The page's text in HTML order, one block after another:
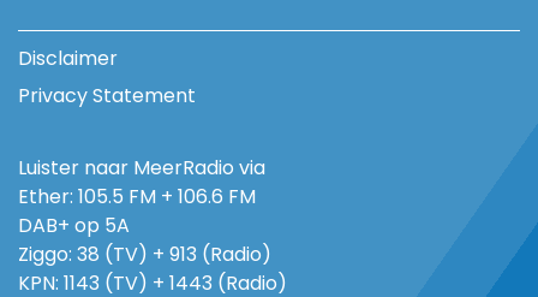
Disclaimer
Privacy Statement
Luister naar MeerRadio via
Ether: 105.5 FM + 106.6 FM
DAB+ op 5A
Ziggo: 38 (TV) + 913 (Radio)
KPN: 1143 (TV) + 1443 (Radio)